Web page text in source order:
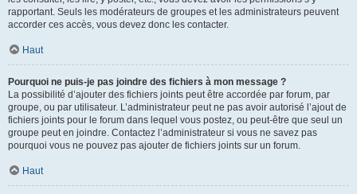
rapportant. Seuls les modérateurs de groupes et les administrateurs peuvent
accorder ces accès, vous devez donc les contacter.
Haut
Pourquoi ne puis-je pas joindre des fichiers à mon message ?
La possibilité d’ajouter des fichiers joints peut être accordée par forum, par
groupe, ou par utilisateur. L’administrateur peut ne pas avoir autorisé l’ajout de
fichiers joints pour le forum dans lequel vous postez, ou peut-être que seul un
groupe peut en joindre. Contactez l’administrateur si vous ne savez pas
pourquoi vous ne pouvez pas ajouter de fichiers joints sur un forum.
Haut